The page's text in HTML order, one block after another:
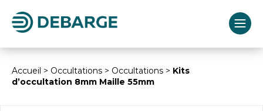
Accueil > Occultations > Occultations > Kits
d’occultation 8mm Maille 55mm